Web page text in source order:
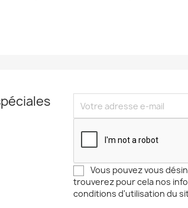
Vous pouvez vous
trouverez pour cela nos
conditions d'utilisation du